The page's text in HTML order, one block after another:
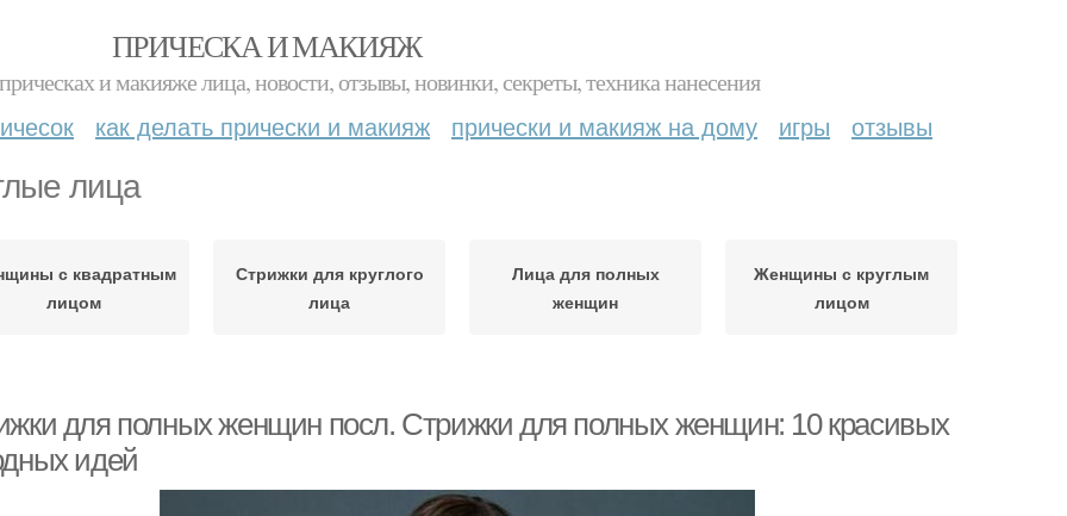
ПРИЧЕСКА И МАКИЯЖ
и макияже лица, новости, отзывы, новинки, секреты, техника нанесения
как делать прически и макияж прически и макияж на дому игры отзывы
лица
с квадратным
лицом
Стрижки для круглого
лица
Лица для полных
женщин
Женщины с круглым
лицом
для полных женщин посл. Стрижки для полных женщин: 10 красивых
идей